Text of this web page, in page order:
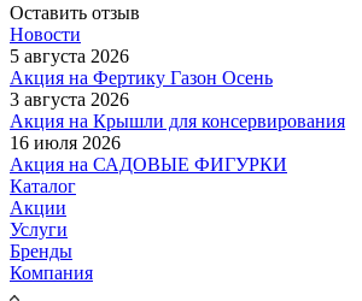
Оставить отзыв
Новости
5 августа 2026
Акция на Фертику Газон Осень
3 августа 2026
Акция на Крышли для консервирования
16 июля 2026
Акция на САДОВЫЕ ФИГУРКИ
Каталог
Акции
Услуги
Бренды
Компания